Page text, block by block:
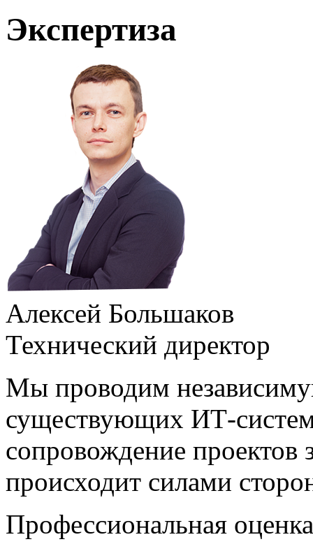
Экспертиза
Алексей Большаков
Технический директор
Мы проводим
существующих ИТ-систем
сопровождение проектов
происходит силами
Профессиональная